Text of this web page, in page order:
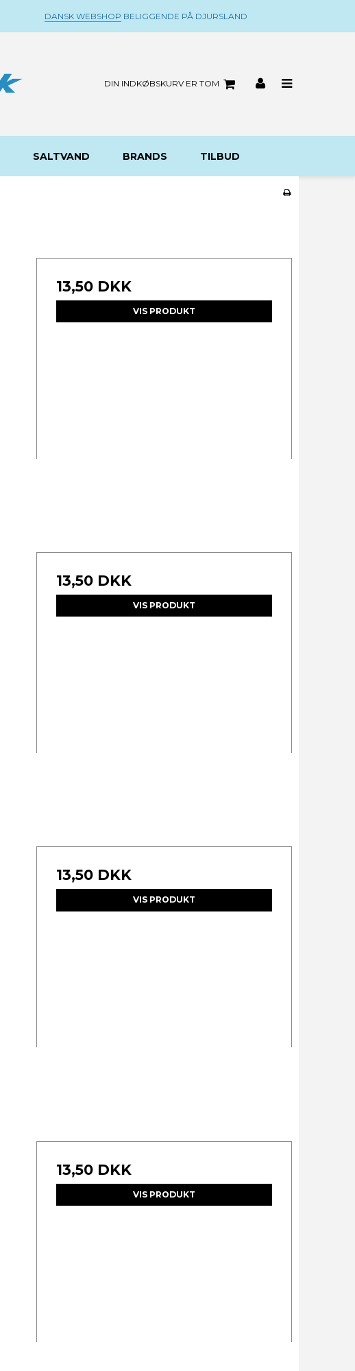
DANSK WEBSHOP BELIGGENDE PÅ DJURSLAND
DIN INDKØBSKURV ER TOM
SALTVAND BRANDS TILBUD
13,50 DKK
VIS PRODUKT
13,50 DKK
VIS PRODUKT
13,50 DKK
VIS PRODUKT
13,50 DKK
VIS PRODUKT